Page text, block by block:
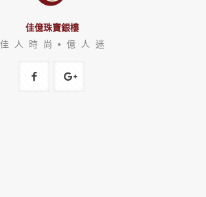
佳億珠寶銀樓
佳 人 時 尚 • 億 人 迷